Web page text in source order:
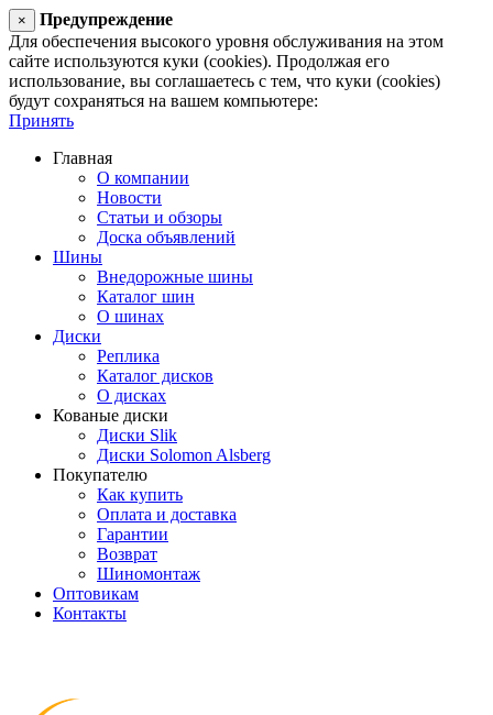
×
Предупреждение
Для обеспечения высокого уровня обслуживания на этом
сайте используются куки (cookies). Продолжая его
использование, вы соглашаетесь с тем, что куки (cookies)
будут сохраняться на вашем компьютере:
Принять
Главная
О компании
Новости
Статьи и обзоры
Доска объявлений
Шины
Внедорожные шины
Каталог шин
О шинах
Диски
Реплика
Каталог дисков
О дисках
Кованые диски
Диски Slik
Диски Solomon Alsberg
Покупателю
Как купить
Оплата и доставка
Гарантии
Возврат
Шиномонтаж
Оптовикам
Контакты